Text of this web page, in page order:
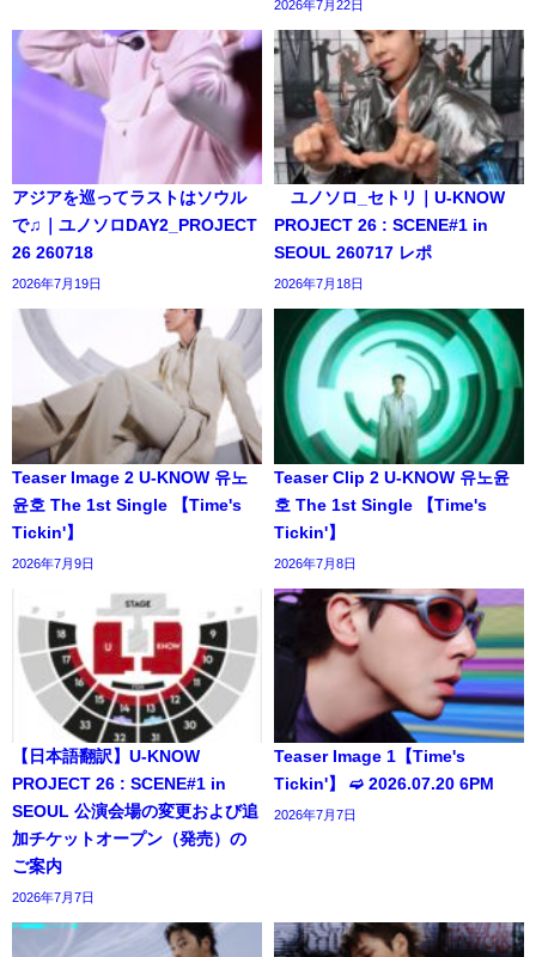
2026年7月22日
アジアを巡ってラストはソウル
で♫｜ユノソロDAY2_PROJECT
26 260718
2026年7月19日
ユノソロ_セトリ｜U-KNOW
PROJECT 26 : SCENE#1 in
SEOUL 260717 レポ
2026年7月18日
Teaser Image 2 U-KNOW 유노
윤호 The 1st Single 【Time's
Tickin'】
2026年7月9日
Teaser Clip 2 U-KNOW 유노윤
호 The 1st Single 【Time's
Tickin'】
2026年7月8日
【日本語翻訳】U-KNOW
PROJECT 26 : SCENE#1 in
SEOUL 公演会場の変更および追
加チケットオープン（発売）の
ご案内
2026年7月7日
Teaser Image 1【Time's
Tickin'】 ➫ 2026.07.20 6PM
2026年7月7日